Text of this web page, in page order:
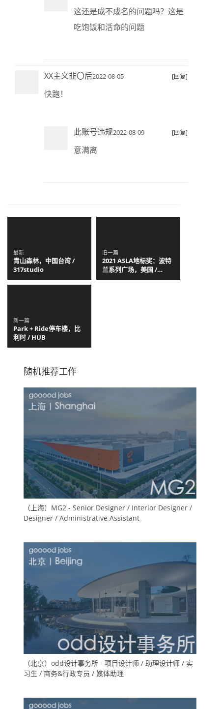
这还是成不成名的问题吗？这是
吃饱饭和活命的问题
XX主义韭〇后2022-08-05 [回复]
快跑！
此账号违规2022-08-09 [回复]
意满离
最新
青山森林，中国台湾 /
317studio
旧一篇
2021 ASLA地标奖：波特
兰系列广场，美国 /
PLACE
新一篇
Park + Ride停车楼，比
利时 / HUB
随机推荐工作
（上海）MG2 - Senior Designer / Interior Designer /
Designer / Administrative Assistant
（北京）odd设计事务所 - 项目设计师 / 助理设计师 / 实
习生 / 商务&行政专员 / 媒体助理